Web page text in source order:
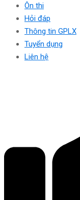
Ôn thi
Hỏi đáp
Thông tin GPLX
Tuyển dụng
Liên hệ